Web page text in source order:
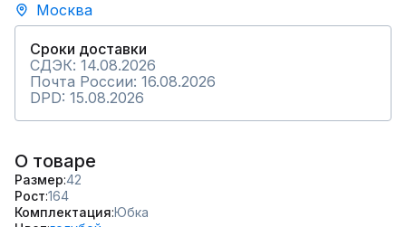
Москва
Сроки доставки
СДЭК: 14.08.2026
Почта России: 16.08.2026
DPD: 15.08.2026
О товаре
Размер 42
Рост 164
Комплектация Юбка